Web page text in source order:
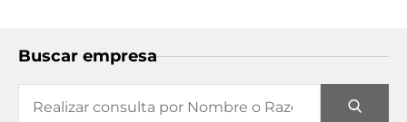
Buscar empresa